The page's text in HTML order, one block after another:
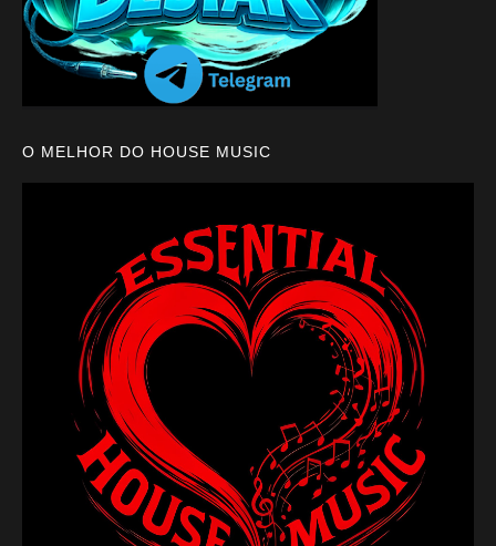
O MELHOR DO HOUSE MUSIC